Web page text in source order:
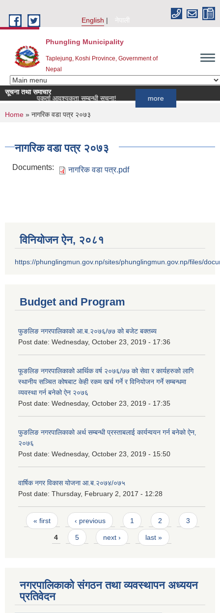
English
नेपाली
Phungling Municipality
Taplejung, Koshi Province, Government of
Nepal
सूचना तथा समाचार
लागि खोपकर्ता आवश्यकता सम्बन्धी सूचना!
more
You are here
Home » नागरिक वडा पत्र २०७३
नागरिक वडा पत्र २०७३
Documents: नागरिक वडा पत्र.pdf
विनियोजन ऐन‚ २०८१
https://phunglingmun.gov.np/sites/phunglingmun.gov.np/files/
Budget and Program
फुङलिङ नगरपालिकाको आ.ब.२०७६/७७ को बजेट बक्तब्य
Post date: Wednesday, October 23, 2019 - 17:36
फूङलिङ नगरपालिकाको आर्थिक वर्ष २०७६/७७ को सेवा र कार्यहरुको लागि
स्थानीय सञ्चित कोषबाट केही रकम खर्च गर्ने र विनियोजन गर्ने सम्बन्धमा
व्यवस्था गर्न बनेको ऐन २०७६
Post date: Wednesday, October 23, 2019 - 17:35
फुङलिङ नगरपालिकाको अर्थ सम्बन्धी प्रस्ताबलाई कार्यन्वयन गर्न बनेको ऐन‚
२०७६
Post date: Wednesday, October 23, 2019 - 15:50
वार्षिक नगर विकास योजना आ.ब.२०७४/०७५
Post date: Thursday, February 2, 2017 - 12:28
Pages
« first ‹ previous 1 2 3
4 5 next › last »
नगरपालिकाको संगठन तथा व्यवस्थापन अध्ययन
प्रतिवेदन